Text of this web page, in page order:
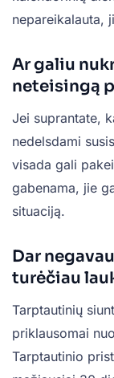
nepareikalauta,
Ar galiu
neteisingą
Jei suprantate,
nedelsdami
visada gali
gabenama, jie
situaciją.
Dar
turėčiau
Tarptautinių
priklausomai
Tarptautinio